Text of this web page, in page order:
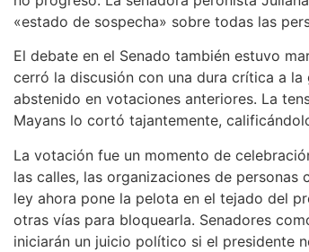
«estado de sospecha» sobre todas las
El debate en el Senado también estuvo
cerró la discusión con una dura crítica a
abstenido en votaciones anteriores. La
Mayans lo cortó tajantemente,
La votación fue un momento de
las calles, las organizaciones de
ley ahora pone la pelota en el tejado del
otras vías para bloquearla. Senadores
iniciarán un juicio político si el presidente